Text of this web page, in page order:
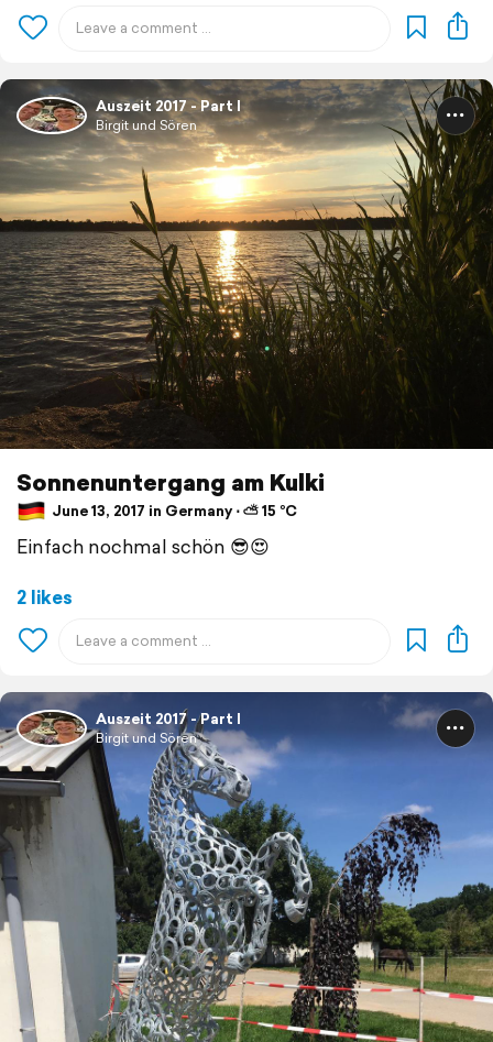
Auszeit 2017 - Part I
Birgit und Sören
Sonnenuntergang am Kulki
June 13, 2017 in Germany ⋅ ⛅ 15 °C
Einfach nochmal schön 😎😍
2 likes
Auszeit 2017 - Part I
Birgit und Sören